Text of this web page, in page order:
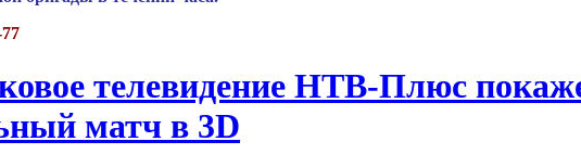
телевидение НТВ-Плюс
матч в 3D